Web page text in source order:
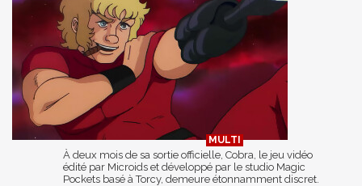
À deux mois de sa sortie officielle, Cobra, le jeu vidéo
édité par Microids et développé par le studio Magic
Pockets basé à Torcy, demeure étonnamment discret.